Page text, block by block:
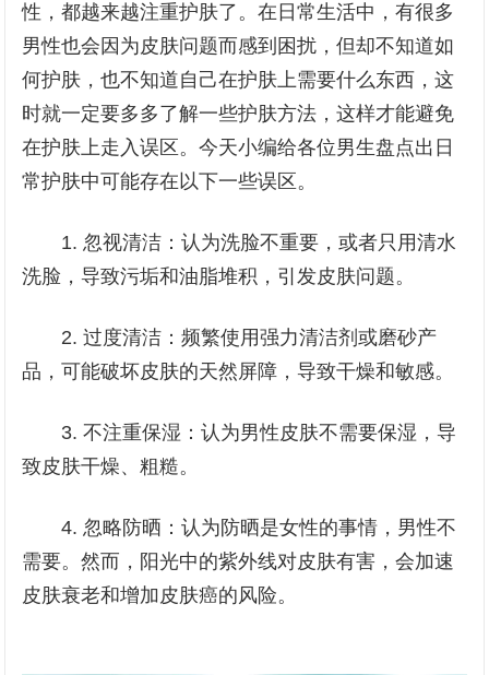
性，都越来越注重护肤了。在日常生活中，有很多
男性也会因为皮肤问题而感到困扰，但却不知道如
何护肤，也不知道自己在护肤上需要什么东西，这
时就一定要多多了解一些护肤方法，这样才能避免
在护肤上走入误区。今天小编给各位男生盘点出日
常护肤中可能存在以下一些误区。
1. 忽视清洁：认为洗脸不重要，或者只用清水
洗脸，导致污垢和油脂堆积，引发皮肤问题。
2. 过度清洁：频繁使用强力清洁剂或磨砂产
品，可能破坏皮肤的天然屏障，导致干燥和敏感。
3. 不注重保湿：认为男性皮肤不需要保湿，导
致皮肤干燥、粗糙。
4. 忽略防晒：认为防晒是女性的事情，男性不
需要。然而，阳光中的紫外线对皮肤有害，会加速
皮肤衰老和增加皮肤癌的风险。